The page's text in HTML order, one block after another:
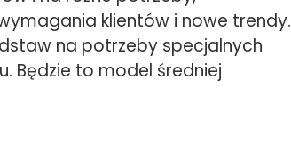
klientów i nowe trendy.
na potrzeby specjalnych
Będzie to model średniej